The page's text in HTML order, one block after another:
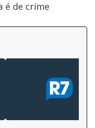
é de crime